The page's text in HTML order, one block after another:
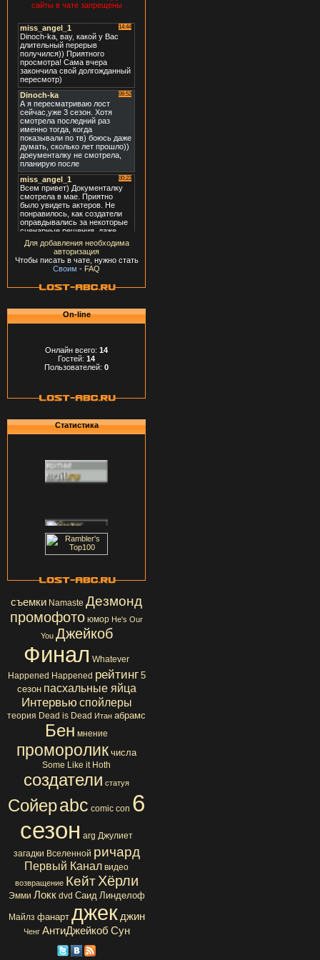
сайты в чате запрещены
Для добавления необходима
авторизация
Чтобы писать в чате, нужно стать
Своим - FAQ
On-line
Онлайн всего: 14
Гостей: 14
Пользователей: 0
Статистика
съемки Namaste Дезмонд
промофото юмор He's Our
You Джейкоб
Финал Whatever
Happened Happened рейтинг 5
сезон пасхальные яйца
Интервью спойлеры
теория Dead is Dead Итан абрамс
Бен мнение
проморолик числа
Some Like it Hoth
создатели статуя
Сойерabc comic con 6
сезон arg Джулиет
загадки Вселенной ричард
Первый Канал видео
возвращение Кейт Хёрли
Эмми Локк dvd Саид Линделоф
Майлз фанарт джек джин
Ченг АнтиДжейкоб Сун